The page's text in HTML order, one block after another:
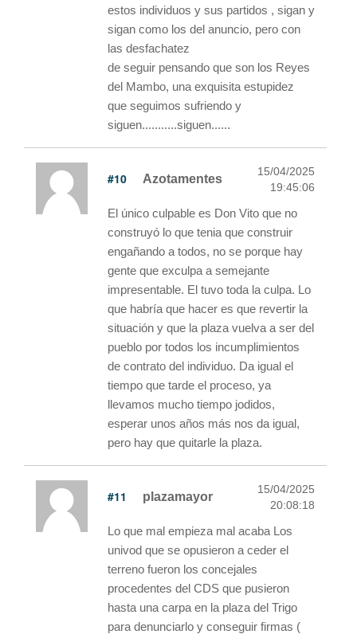
estos individuos y sus partidos , sigan y
sigan como los del anuncio, pero con
las desfachatez
de seguir pensando que son los Reyes
del Mambo, una exquisita estupidez
que seguimos sufriendo y
siguen...........siguen......
#10 Azotamentes
15/04/2025
19:45:06
El único culpable es Don Vito que no
construyó lo que tenia que construir
engañando a todos, no se porque hay
gente que exculpa a semejante
impresentable. El tuvo toda la culpa. Lo
que habría que hacer es que revertir la
situación y que la plaza vuelva a ser del
pueblo por todos los incumplimientos
de contrato del individuo. Da igual el
tiempo que tarde el proceso, ya
llevamos mucho tiempo jodidos,
esperar unos años más nos da igual,
pero hay que quitarle la plaza.
#11 plazamayor
15/04/2025
20:08:18
Lo que mal empieza mal acaba Los
univod que se opusieron a ceder el
terreno fueron los concejales
procedentes del CDS que pusieron
hasta una carpa en la plaza del Trigo
para denunciarlo y conseguir firmas (